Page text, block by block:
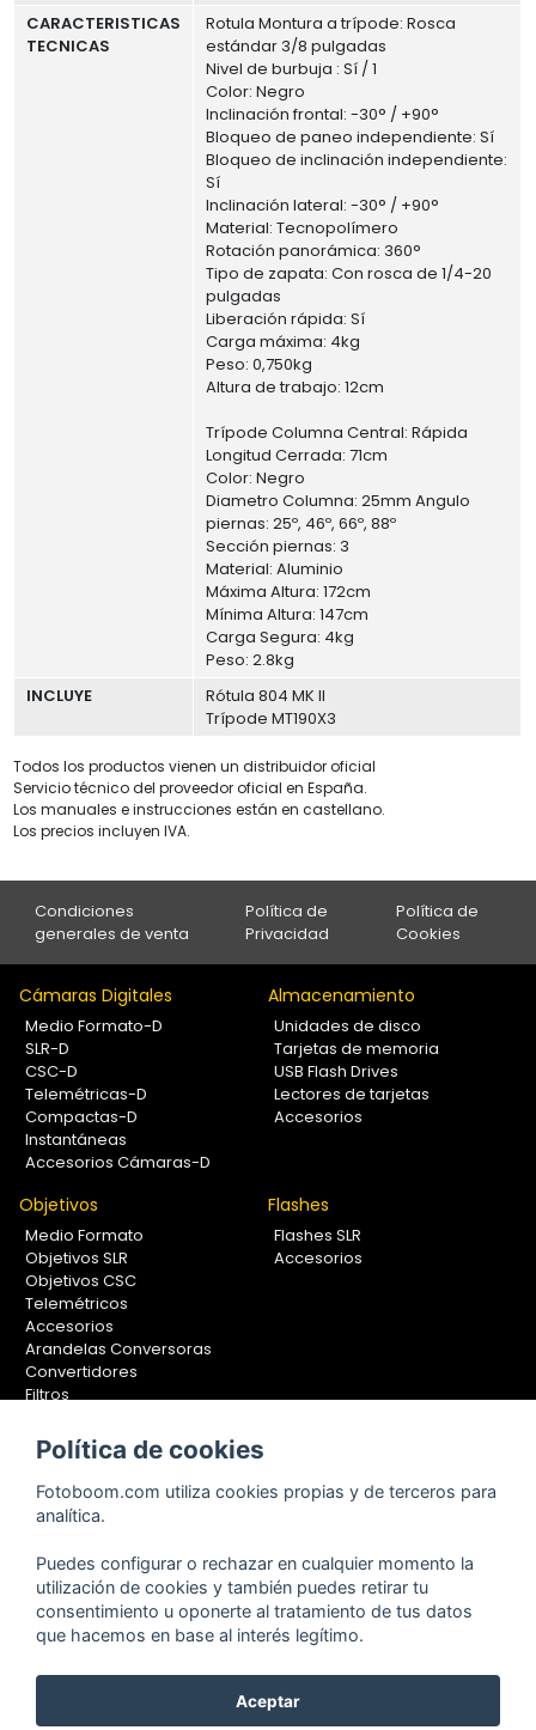
CARACTERISTICAS
TECNICAS
Rotula Montura a trípode: Rosca
estándar 3/8 pulgadas
Nivel de burbuja : Sí / 1
Color: Negro
Inclinación frontal: -30° / +90°
Bloqueo de paneo independiente: Sí
Bloqueo de inclinación independiente:
Sí
Inclinación lateral: -30° / +90°
Material: Tecnopolímero
Rotación panorámica: 360°
Tipo de zapata: Con rosca de 1/4-20
pulgadas
Liberación rápida: Sí
Carga máxima: 4kg
Peso: 0,750kg
Altura de trabajo: 12cm
Trípode Columna Central: Rápida
Longitud Cerrada: 71cm
Color: Negro
Diametro Columna: 25mm Angulo
piernas: 25º, 46º, 66º, 88º
Sección piernas: 3
Material: Aluminio
Máxima Altura: 172cm
Mínima Altura: 147cm
Carga Segura: 4kg
Peso: 2.8kg
INCLUYE
Rótula 804 MK II
Trípode MT190X3
Todos los productos vienen un distribuidor oficial
Servicio técnico del proveedor oficial en España.
Los manuales e instrucciones están en castellano.
Los precios incluyen IVA.
Condiciones
generales de venta
Política de
Privacidad
Política de
Cookies
Cámaras Digitales
Medio Formato-D
SLR-D
CSC-D
Telemétricas-D
Compactas-D
Instantáneas
Accesorios Cámaras-D
Almacenamiento
Unidades de disco
Tarjetas de memoria
USB Flash Drives
Lectores de tarjetas
Accesorios
Objetivos
Medio Formato
Objetivos SLR
Objetivos CSC
Telemétricos
Accesorios
Arandelas Conversoras
Convertidores
Filtros
Calibradores
Flashes
Flashes SLR
Accesorios
Soportes Fotografía
Monopiés
Trípodes
Kit Completos
Accesorios
Copyright © 2001-2024, Fotoboom, Fotonet, S.L. CIF. B-83430587
C/ San Romualdo Nº26 - 28037 Madrid - España
Política de cookies
Fotoboom.com utiliza cookies propias y de terceros para
analítica.
Puedes configurar o rechazar en cualquier momento la
utilización de cookies y también puedes retirar tu
consentimiento u oponerte al tratamiento de tus datos
que hacemos en base al interés legítimo.
Aceptar